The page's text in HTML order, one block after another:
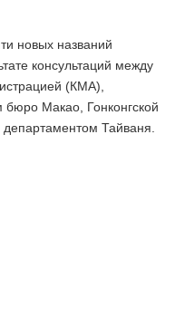
новых названий
консультаций между
(КМА),
бюро Макао, Гонконгской
Тайваня.